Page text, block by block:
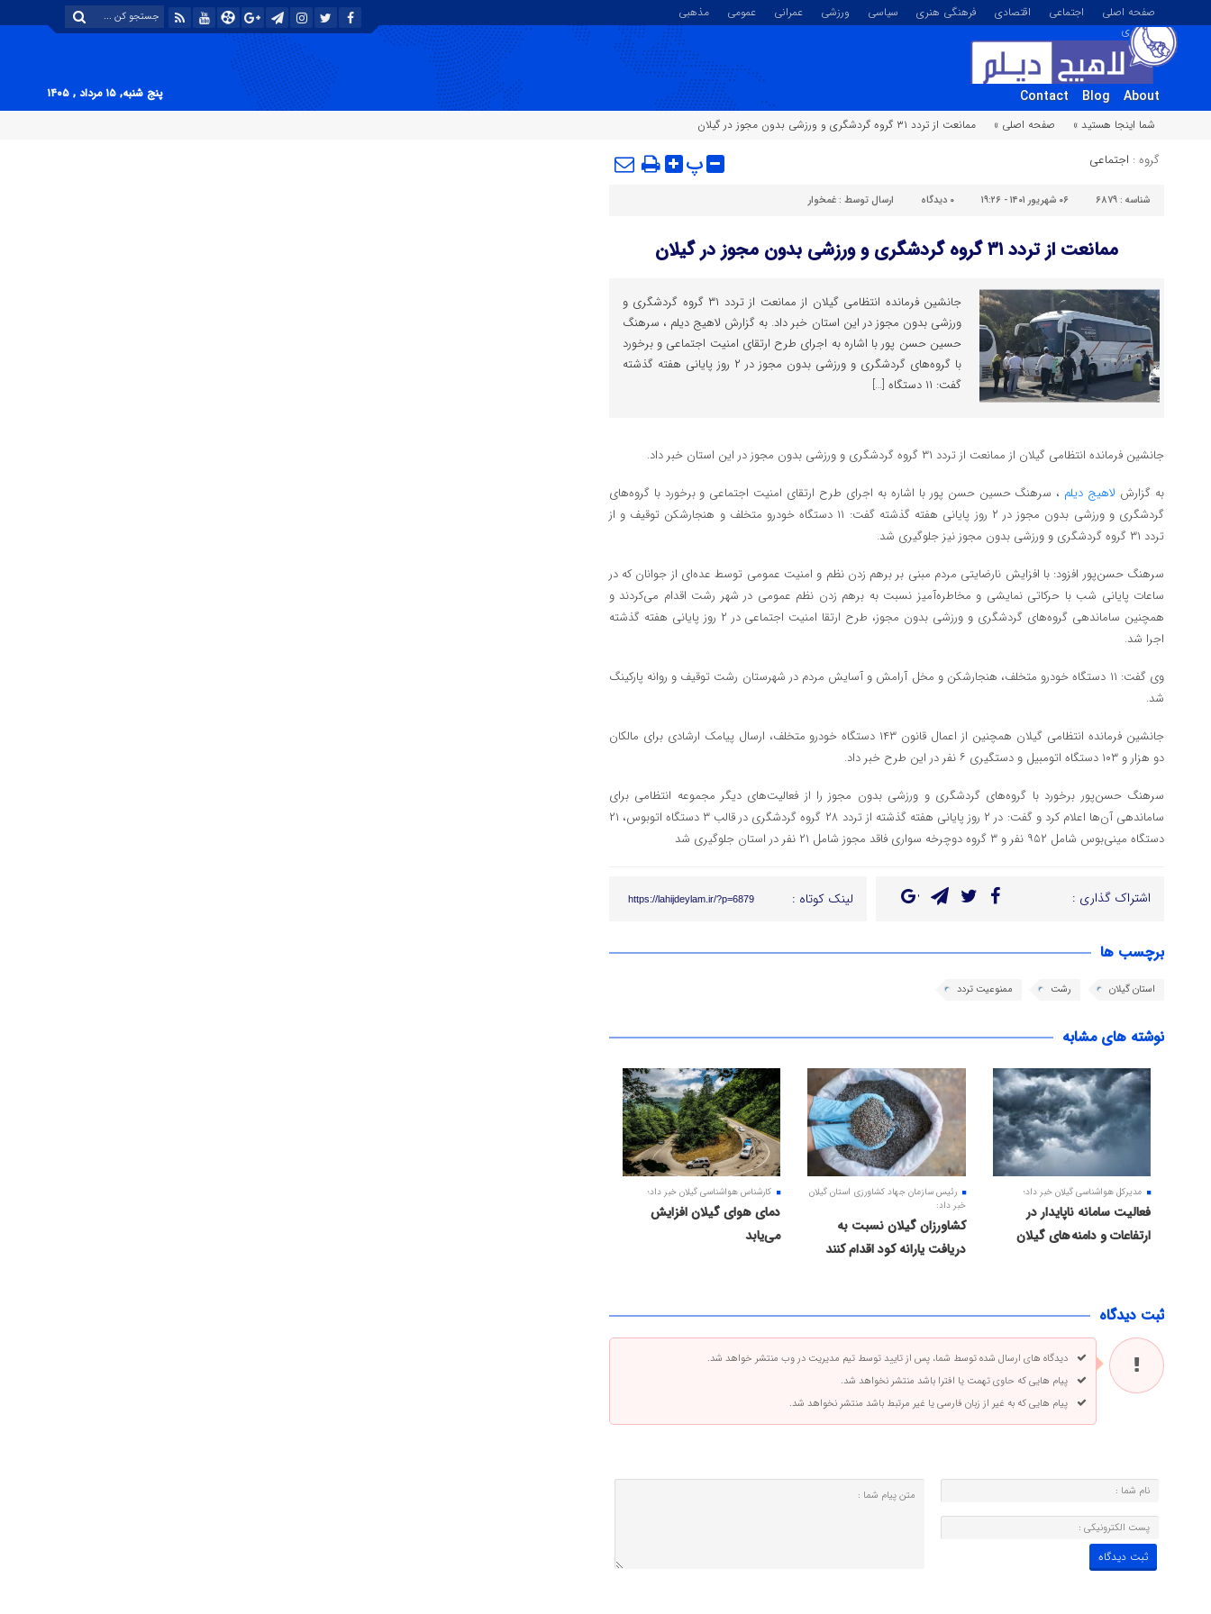
صفحه اصلی اجتماعی اقتصادی فرهنگی هنری سیاسی ورزشی عمرانی عمومی
مذهبی
تصویری
About
Blog
Contact
پنج شنبه, ۱۵ مرداد , ۱۴۰۵
شما اینجا هستید »
صفحه اصلی » ممانعت از تردد ۳۱ گروه گردشگری و ورزشی بدون مجوز در گیلان
گروه : اجتماعی پ
شناسه : ۶۸۷۹ ۰۶ شهریور ۱۴۰۱ - ۱۹:۲۶ ۰ دیدگاه ارسال توسط : غمخوار
ممانعت از تردد ۳۱ گروه گردشگری و ورزشی بدون مجوز در گیلان
جانشین فرمانده انتظامی گیلان از ممانعت از تردد ۳۱ گروه گردشگری و
ورزشی بدون مجوز در این استان خبر داد. به گزارش لاهیج دیلم ، سرهنگ
حسین حسن پور با اشاره به اجرای طرح ارتقای امنیت اجتماعی و برخورد
با گروه‌های گردشگری و ورزشی بدون مجوز در ۲ روز پایانی هفته گذشته
گفت: ۱۱ دستگاه […]
جانشین فرمانده انتظامی گیلان از ممانعت از تردد ۳۱ گروه گردشگری و ورزشی بدون مجوز در این استان خبر داد.
به گزارش لاهیج دیلم ، سرهنگ حسین حسن پور با اشاره به اجرای طرح ارتقای امنیت اجتماعی و برخورد با گروه‌های
گردشگری و ورزشی بدون مجوز در ۲ روز پایانی هفته گذشته گفت: ۱۱ دستگاه خودرو متخلف و هنجارشکن توقیف و از
تردد ۳۱ گروه گردشگری و ورزشی بدون مجوز نیز جلوگیری شد.
سرهنگ حسن‌پور افزود: با افزایش نارضایتی مردم مبنی بر برهم زدن نظم و امنیت عمومی توسط عده‌ای از جوانان که در
ساعات پایانی شب با حرکاتی نمایشی و مخاطره‌آمیز نسبت به برهم زدن نظم عمومی در شهر رشت اقدام می‌کردند و
همچنین ساماندهی گروه‌های گردشگری و ورزشی بدون مجوز، طرح ارتقا امنیت اجتماعی در ۲ روز پایانی هفته گذشته
اجرا شد.
وی گفت: ۱۱ دستگاه خودرو متخلف، هنجارشکن و مخل آرامش و آسایش مردم در شهرستان رشت توقیف و روانه پارکینگ
شد.
جانشین فرمانده انتظامی گیلان همچنین از اعمال قانون ۱۴۳ دستگاه خودرو متخلف، ارسال پیامک ارشادی برای مالکان
دو هزار و ۱۰۳ دستگاه اتومبیل و دستگیری ۶ نفر در این طرح خبر داد.
سرهنگ حسن‌پور برخورد با گروه‌های گردشگری و ورزشی بدون مجوز را از فعالیت‌های دیگر مجموعه انتظامی برای
ساماندهی آن‌ها اعلام کرد و گفت: در ۲ روز پایانی هفته گذشته از تردد ۲۸ گروه گردشگری در قالب ۳ دستگاه اتوبوس، ۲۱
دستگاه مینی‌بوس شامل ۹۵۲ نفر و ۳ گروه دوچرخه سواری فاقد مجوز شامل ۲۱ نفر در استان جلوگیری شد
اشتراک گذاری : لینک کوتاه : https://lahijdeylam.ir/?p=6879
برچسب ها
استان گیلان رشت ممنوعیت تردد
نوشته های مشابه
مدیرکل هواشناسی گیلان خبر داد؛
فعالیت سامانه ناپایدار در
ارتفاعات و دامنه های گیلان
رئیس سازمان جهاد کشاورزی استان گیلان
خبر داد:
کشاورزان گیلان نسبت به
دریافت یارانه کود اقدام کنند
کارشناس هواشناسی گیلان خبر داد؛
دمای هوای گیلان افزایش
می‌یابد
ثبت دیدگاه
دیدگاه های ارسال شده توسط شما، پس از تایید توسط تیم مدیریت در وب منتشر خواهد شد.
پیام هایی که حاوی تهمت یا افترا باشد منتشر نخواهد شد.
پیام هایی که به غیر از زبان فارسی یا غیر مرتبط باشد منتشر نخواهد شد.